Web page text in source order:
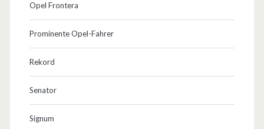
Opel Frontera
Prominente Opel-Fahrer
Rekord
Senator
Signum